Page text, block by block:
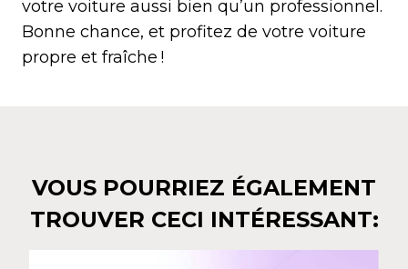
votre voiture aussi bien qu’un professionnel.
Bonne chance, et profitez de votre voiture
propre et fraîche !
VOUS POURRIEZ ÉGALEMENT
TROUVER CECI INTÉRESSANT: